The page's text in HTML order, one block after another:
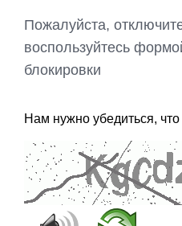
Пожалуйста,
воспользуйтесь
блокировки
Нам нужно убедиться,